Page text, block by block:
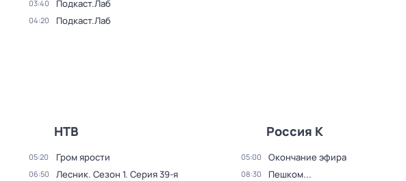
03:40 Подкаст.Лаб
04:20 Подкаст.Лаб
НТВ
05:20 Гром ярости
06:50 Лесник. Сезон 1. Серия 39-я
Россия К
05:00 Окончание эфира
08:30 Пешком...